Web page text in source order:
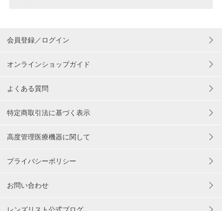
会員登録／ログイン
オンラインショップガイド
よくある質問
特定商取引法に基づく表示
高度管理医療機器に関して
プライバシーポリシー
お問い合わせ
レンズリスト公式ブログ